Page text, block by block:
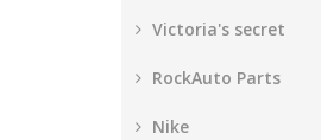
Victoria's secret
RockAuto Parts
Nike